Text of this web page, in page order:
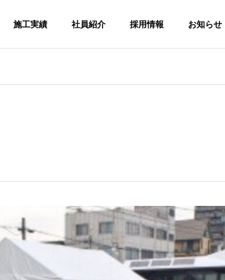
施工実績 社員紹介 採用情報 お知らせ